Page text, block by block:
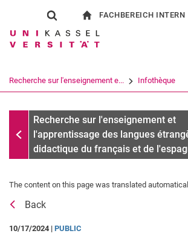
Jump
Jump
Jump
Show search form
Search term
Search (opens an
FACHBEREICH INTERN
Recherche sur l'enseignement e... Infothèque
Messages
Recherche sur l'enseignement et
l'apprentissage des langues
didactique du français et de
The content on this page was translated
Back
10/17/2024 | PUBLIC